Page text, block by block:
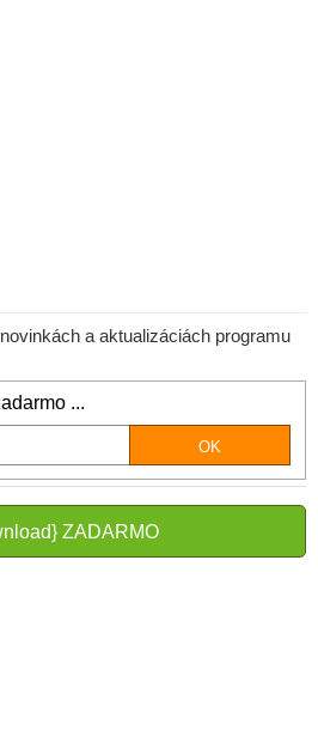
a aktualizáciách programu
...
ZADARMO